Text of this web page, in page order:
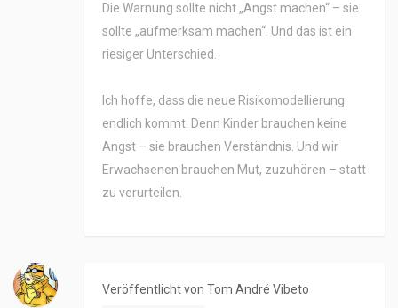
Die Warnung sollte nicht „Angst machen“ – sie
sollte „aufmerksam machen“. Und das ist ein
riesiger Unterschied.
Ich hoffe, dass die neue Risikomodellierung
endlich kommt. Denn Kinder brauchen keine
Angst – sie brauchen Verständnis. Und wir
Erwachsenen brauchen Mut, zuzuhören – statt
zu verurteilen.
Veröffentlicht von Tom André Vibeto